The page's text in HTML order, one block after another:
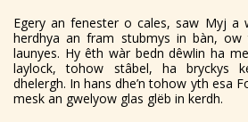
Egery an fenester o cales, saw Myj a
herdhya an fram stubmys in bàn,
launyes. Hy êth wàr bedn dêwlin ha
laylock, tohow stâbel, ha bryckys
dhelergh. In hans dhe’n tohow yth esa
mesk an gwelyow glas glëb in kerdh.